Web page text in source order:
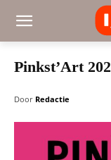
Pinkst’Art
Door Redactie